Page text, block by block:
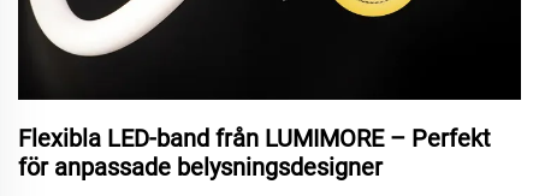
Flexibla LED-band från LUMIMORE – Perfekt
för anpassade belysningsdesigner